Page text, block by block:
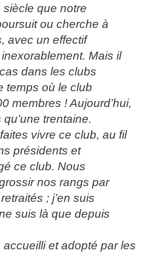
siècle que notre
ou cherche à
avec un effectif
Mais il
dans les clubs
temps où le club
membres ! Aujourd’hui,
trentaine.
vivre ce club, au fil
présidents et
ce club. Nous
nos rangs par
; j’en suis
suis là que depuis
accueilli et adopté par les